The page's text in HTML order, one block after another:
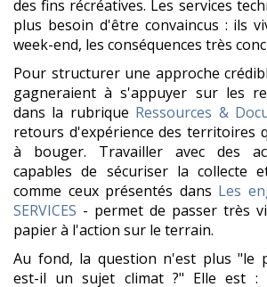
des fins récréatives. Les services
plus besoin d'être convaincus : ils
week-end, les conséquences très
Pour structurer une approche
gagneraient à s'appuyer sur les
dans la rubrique Ressources &
retours d'expérience des territoires
à bouger. Travailler avec des
capables de sécuriser la collecte
comme ceux présentés dans Les
SERVICES - permet de passer très
papier à l'action sur le terrain.
Au fond, la question n'est plus "le
est-il un sujet climat ?" Elle est :